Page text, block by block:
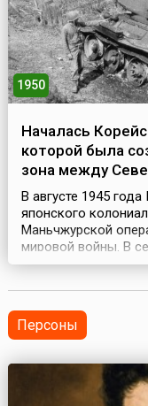
1950
Началась
которой была
зона между
В августе 1945
японского
Маньчжурской
мировой войны. В
которую вступила
власти Ли Сын Ман
Персоны